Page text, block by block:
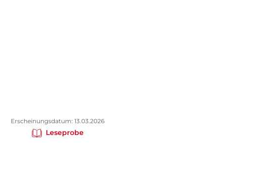
Erscheinungsdatum: 13.03.2026
Leseprobe